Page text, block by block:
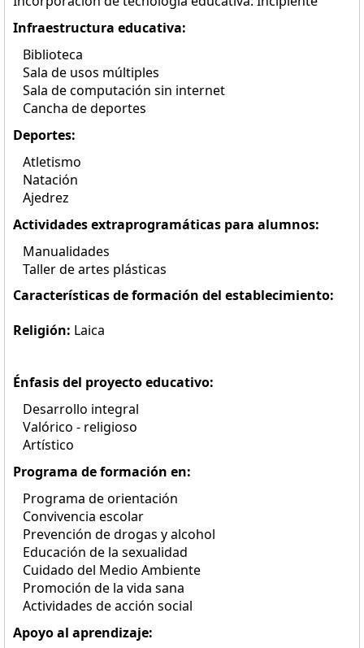
Infraestructura educativa:
Biblioteca
Sala de usos múltiples
Sala de computación sin internet
Cancha de deportes
Deportes:
Atletismo
Natación
Ajedrez
Actividades extraprogramáticas para alumnos:
Manualidades
Taller de artes plásticas
Características de formación del establecimiento:
Religión: Laica
Énfasis del proyecto educativo:
Desarrollo integral
Valórico - religioso
Artístico
Programa de formación en:
Programa de orientación
Convivencia escolar
Prevención de drogas y alcohol
Educación de la sexualidad
Cuidado del Medio Ambiente
Promoción de la vida sana
Actividades de acción social
Apoyo al aprendizaje: